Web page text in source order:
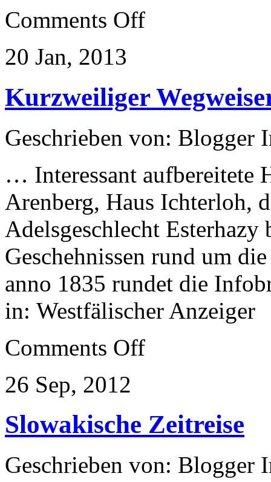
Comments Offon
Kaiserhaus
20 Jan, 2013
Kurzweiliger
Geschrieben von: Blogger
… Interessant aufbereitete
Arenberg, Haus Ichterloh,
Adelsgeschlecht Esterhazy
Geschehnissen rund um
anno 1835 rundet die
in: Westfälischer Anzeiger
Comments Offon
Kurzweiliger
26 Sep, 2012
Slowakische Zeitreise
Geschrieben von: Blogger